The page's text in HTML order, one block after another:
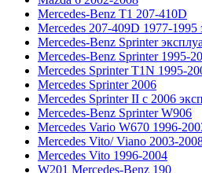
Mercedes-Benz T1 207-410D
Mercedes 207-409D 1977-1995
Mercedes-Benz Sprinter
Mercedes-Benz Sprinter 1995-
Mercedes Sprinter T1N 1995-
Mercedes Sprinter 2006
Mercedes Sprinter II с 2006
Mercedes-Benz Sprinter W906
Mercedes Vario W670 1996-
Mercedes Vito/ Viano 2003-
Mercedes Vito 1996-2004
W201 Mercedes-Benz 190